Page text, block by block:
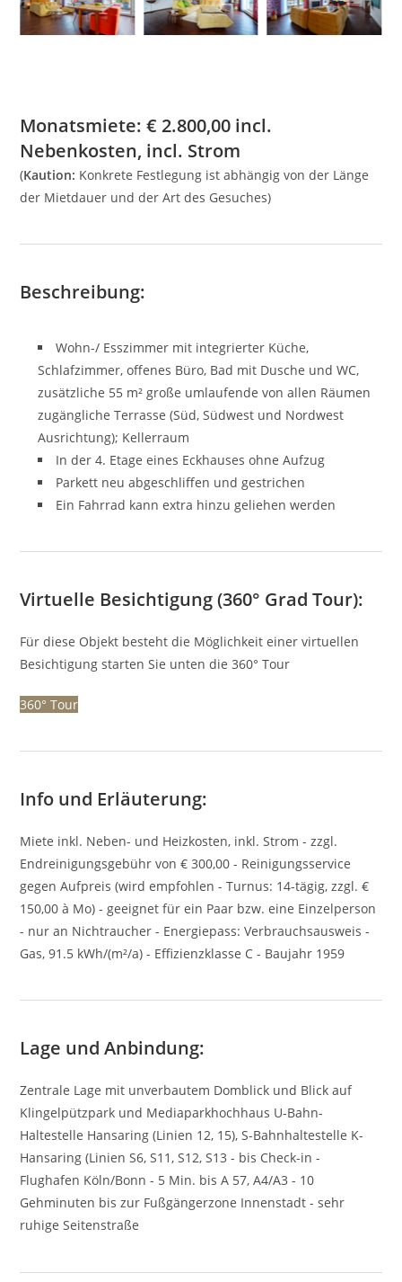
Monatsmiete:€2.800,00 incl.
Nebenkosten, incl. Strom
(Kaution: Konkrete Festlegung ist abhängig von der Länge
der Mietdauer und der Art des Gesuches)
Beschreibung:
Wohn-/ Esszimmer mit integrierter Küche,
Schlafzimmer, offenes Büro, Bad mit Dusche und WC,
zusätzliche 55 m² große umlaufende von allen Räumen
zugängliche Terrasse (Süd, Südwest und Nordwest
Ausrichtung); Kellerraum
In der 4. Etage eines Eckhauses ohne Aufzug
Parkett neu abgeschliffen und gestrichen
Ein Fahrrad kann extra hinzu geliehen werden
Virtuelle Besichtigung (360° Grad Tour):
Für diese Objekt besteht die Möglichkeit einer virtuellen
Besichtigung starten Sie unten die 360° Tour
360° Tour
Info und Erläuterung:
Miete inkl. Neben- und Heizkosten, inkl. Strom - zzgl.
Endreinigungsgebühr von € 300,00 - Reinigungsservice
gegen Aufpreis (wird empfohlen - Turnus: 14-tägig, zzgl. €
150,00 à Mo) - geeignet für ein Paar bzw. eine Einzelperson
- nur an Nichtraucher - Energiepass: Verbrauchsausweis -
Gas, 91.5 kWh/(m²/a) - Effizienzklasse C - Baujahr 1959
Lage und Anbindung:
Zentrale Lage mit unverbautem Domblick und Blick auf
Klingelpützpark und Mediaparkhochhaus U-Bahn-
Haltestelle Hansaring (Linien 12, 15), S-Bahnhaltestelle K-
Hansaring (Linien S6, S11, S12, S13 - bis Check-in -
Flughafen Köln/Bonn - 5 Min. bis A 57, A4/A3 - 10
Gehminuten bis zur Fußgängerzone Innenstadt - sehr
ruhige Seitenstraße